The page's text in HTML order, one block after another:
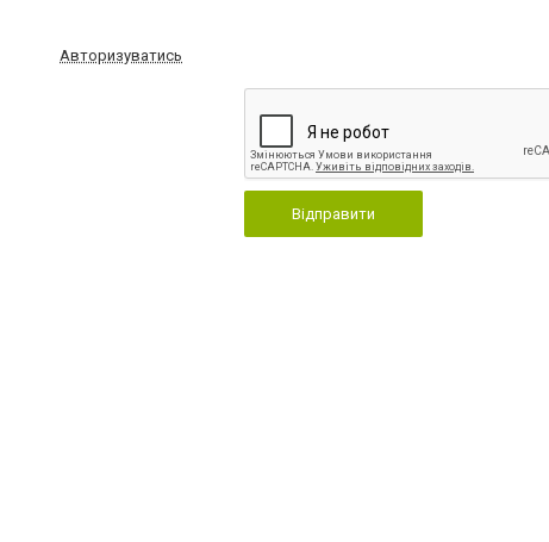
Авторизуватись
Відправити